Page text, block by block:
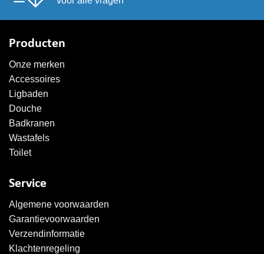
Producten
Onze merken
Accessoires
Ligbaden
Douche
Badkranen
Wastafels
Toilet
Service
Algemene voorwaarden
Garantievoorwaarden
Verzendinformatie
Klachtenregeling